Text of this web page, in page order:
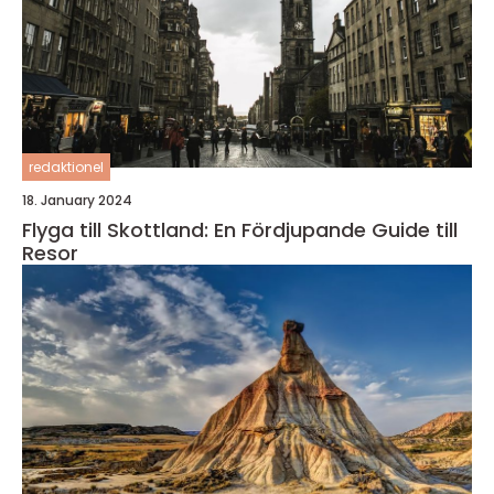
redaktionel
18. January 2024
Flyga till Skottland: En Fördjupande Guide till
Resor